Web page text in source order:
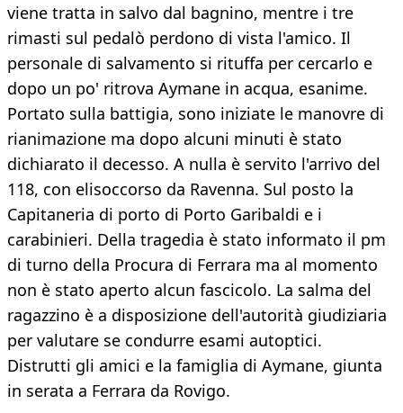
viene tratta in salvo dal bagnino, mentre i tre
rimasti sul pedalò perdono di vista l'amico. Il
personale di salvamento si rituffa per cercarlo e
dopo un po' ritrova Aymane in acqua, esanime.
Portato sulla battigia, sono iniziate le manovre di
rianimazione ma dopo alcuni minuti è stato
dichiarato il decesso. A nulla è servito l'arrivo del
118, con elisoccorso da Ravenna. Sul posto la
Capitaneria di porto di Porto Garibaldi e i
carabinieri. Della tragedia è stato informato il pm
di turno della Procura di Ferrara ma al momento
non è stato aperto alcun fascicolo. La salma del
ragazzino è a disposizione dell'autorità giudiziaria
per valutare se condurre esami autoptici.
Distrutti gli amici e la famiglia di Aymane, giunta
in serata a Ferrara da Rovigo.